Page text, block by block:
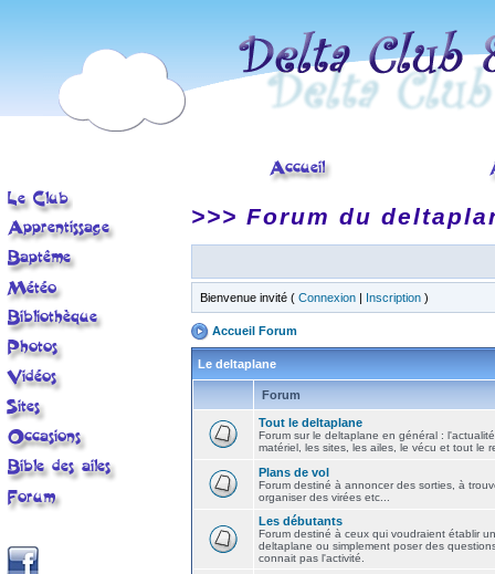
>>> Forum du
Bienvenue invité ( Connexion | Inscription )
Accueil Forum
Le deltaplane
Forum
Tout le deltaplane
Forum sur le deltaplane en général :
matériel, les sites, les ailes, le vécu et tout le
Plans de vol
Forum destiné à annoncer des sorties, à
organiser des virées etc...
Les débutants
Forum destiné à ceux qui voudraient établir
deltaplane ou simplement poser des
connait pas l'activité.